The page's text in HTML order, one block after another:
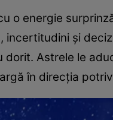
o energie
incertitudini și
dorit. Astrele le
în direcția